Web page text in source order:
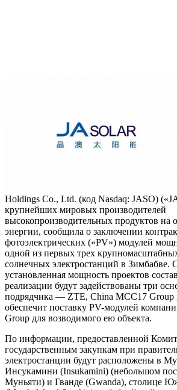
Holdings Co., Ltd. (код Nasdaq: JASO)
крупнейших мировых производителей
высокопроизводительных продуктов на
энергии, сообщила о заключении
фотоэлектрических («PV») модулей
одной из первых трех
солнечных электростанций в Зимбабве.
установленная мощность проектов
реализации будут задействованы три
подрядчика — ZTE, China MCC17 Group
обеспечит поставку PV-модулей
Group для возводимого ею объекта.
По информации, предоставленной
государственным закупкам при
электростанции будут расположены в
Инсукамини (Insukamini) (небольшом
Муньяти) и Гванде (Gwanda), столице